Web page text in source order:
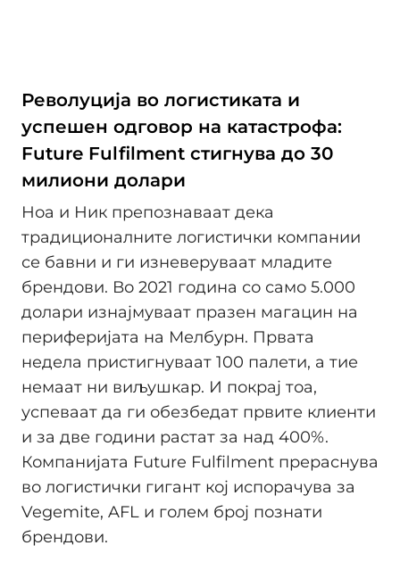
Револуција во логистиката и
успешен одговор на катастрофа:
Future Fulfilment стигнува до 30
милиони долари
Ноа и Ник препознаваат дека
традиционалните логистички компании
се бавни и ги изневеруваат младите
брендови. Во 2021 година со само 5.000
долари изнајмуваат празен магацин на
периферијата на Мелбурн. Првата
недела пристигнуваат 100 палети, а тие
немаат ни виљушкар. И покрај тоа,
успеваат да ги обезбедат првите клиенти
и за две години растат за над 400%.
Компанијата Future Fulfilment прераснува
во логистички гигант кој испорачува за
Vegemite, AFL и голем број познати
брендови.